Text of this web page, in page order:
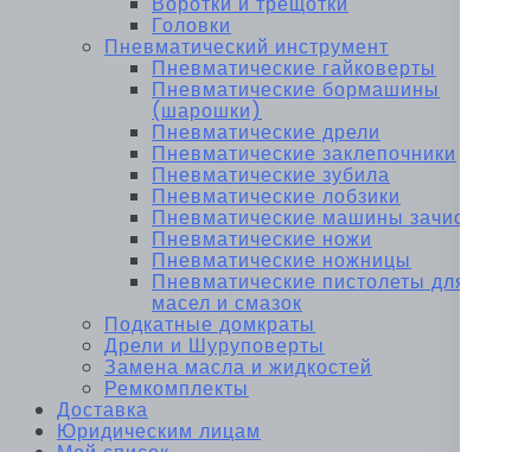
Головки
Пневматический инструмент
Пневматические гайковерты
Пневматические бормашины
(шарошки)
Пневматические дрели
Пневматические заклепочники
Пневматические зубила
Пневматические лобзики
Пневматические машины зачистные
Пневматические ножи
Пневматические ножницы
Пневматические пистолеты для
масел и смазок
Подкатные домкраты
Дрели и Шуруповерты
Замена масла и жидкостей
Ремкомплекты
Доставка
Юридическим лицам